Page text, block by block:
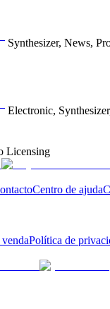
Synthesizer, News,
Electronic,
Licensing
Centro de ajuda
Política de